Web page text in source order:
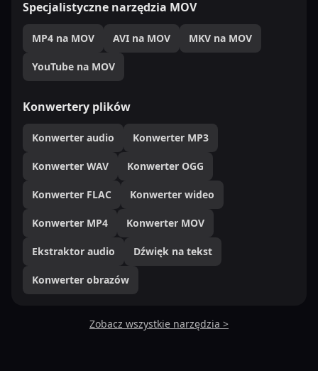
Specjalistyczne narzędzia MOV
MP4 na MOV AVI na MOV MKV na MOV
YouTube na MOV
Konwertery plików
Konwerter audio Konwerter MP3
Konwerter WAV Konwerter OGG
Konwerter FLAC Konwerter wideo
Konwerter MP4 Konwerter MOV
Ekstraktor audio Dźwięk na tekst
Konwerter obrazów
Zobacz wszystkie narzędzia >